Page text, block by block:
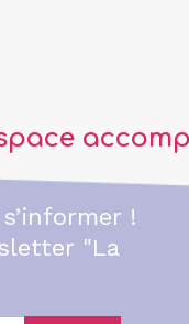
!
"La